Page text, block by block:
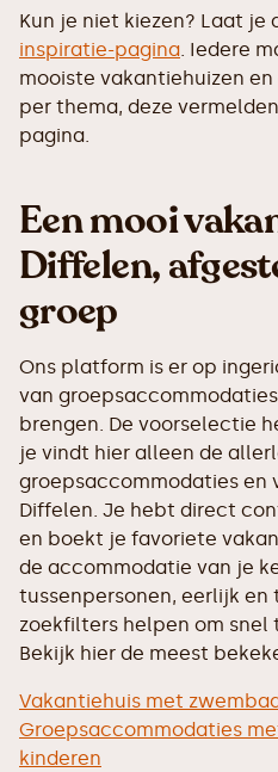
Kun je niet kiezen? Laat je
inspiratie-pagina. Iedere
mooiste vakantiehuizen
per thema, deze
pagina.
Een mooi
Diffelen,
groep
Ons platform is er op
van
brengen. De voorselectie
je vindt hier alleen de
groepsaccommodaties en
Diffelen. Je hebt direct
en boekt je favoriete
de accommodatie van je
tussenpersonen, eerlijk en
zoekfilters helpen om snel
Bekijk hier de meest
Vakantiehuis met zwembad
Groepsaccommodaties
kinderen